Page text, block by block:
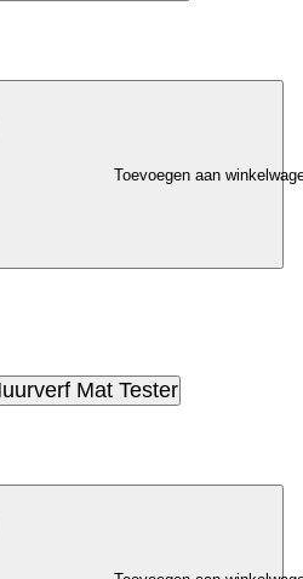
Toevoegen aan
Mat Tester